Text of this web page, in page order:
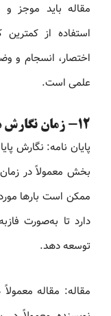
مقاله باید موجز و
استفاده از
اختصار، انسجام و
علمی است.
12- زمان نگارش هر بخش
پایان نامه: نگارش
بخش معمولاً در
ممکن است بارها
دارد تا به‌صورت
توسعه دهد.
مقاله: مقاله